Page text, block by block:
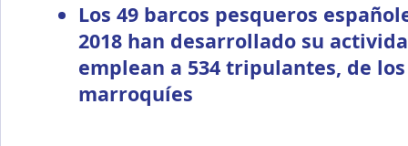
Los 49 barcos pesqueros
2018 han desarrollado su
emplean a 534 tripulantes, de los
marroquíes